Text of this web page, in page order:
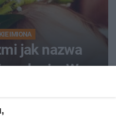
IMIONA
jak nazwa
kraju. W
zaledwie 3